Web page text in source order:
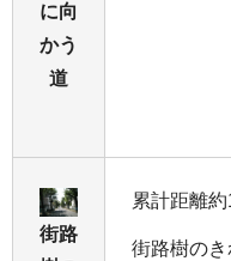
に向
かう
道
街路
累計距離
街路樹の